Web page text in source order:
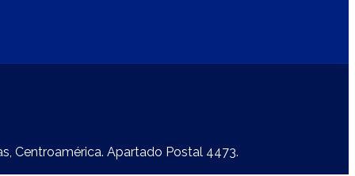
Centroamérica. Apartado Postal 4473.